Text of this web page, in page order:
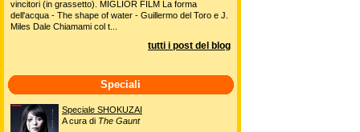
vincitori (in grassetto). MIGLIOR FILM La forma
dell'acqua - The shape of water - Guillermo del Toro e J.
Miles Dale Chiamami col t...
tutti i post del blog
Speciali
Speciale SHOKUZAI
A cura di The Gaunt